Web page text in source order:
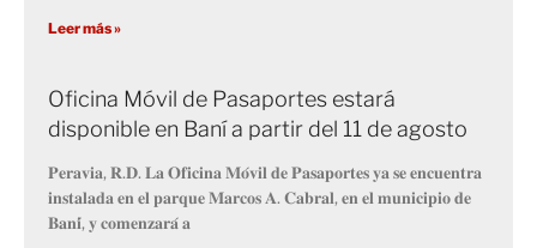
Leer más »
Oficina Móvil de Pasaportes estará
disponible en Baní a partir del 11 de agosto
𝐏𝐞𝐫𝐚𝐯𝐢𝐚, 𝐑.𝐃. 𝐋𝐚 𝐎𝐟𝐢𝐜𝐢𝐧𝐚 𝐌𝐨́𝐯𝐢𝐥 𝐝𝐞 𝐏𝐚𝐬𝐚𝐩𝐨𝐫𝐭𝐞𝐬 𝐲𝐚 𝐬𝐞 𝐞𝐧𝐜𝐮𝐞𝐧𝐭𝐫𝐚
𝐢𝐧𝐬𝐭𝐚𝐥𝐚𝐝𝐚 𝐞𝐧 𝐞𝐥 𝐩𝐚𝐫𝐪𝐮𝐞 𝐌𝐚𝐫𝐜𝐨𝐬 𝐀. 𝐂𝐚𝐛𝐫𝐚𝐥, 𝐞𝐧 𝐞𝐥 𝐦𝐮𝐧𝐢𝐜𝐢𝐩𝐢𝐨 𝐝𝐞
𝐁𝐚𝐧𝐢́, 𝐲 𝐜𝐨𝐦𝐞𝐧𝐳𝐚𝐫𝐚́ 𝐚